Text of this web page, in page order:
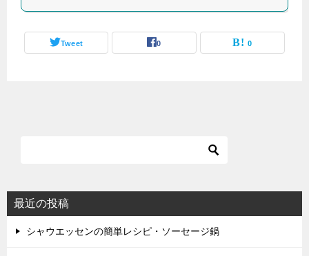
Tweet 0 0
最近の投稿
シャウエッセンの簡単レシピ・ソーセージ鍋